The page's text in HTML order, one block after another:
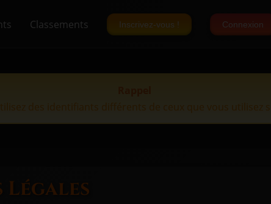
Classements Inscrivez-vous ! Connexion